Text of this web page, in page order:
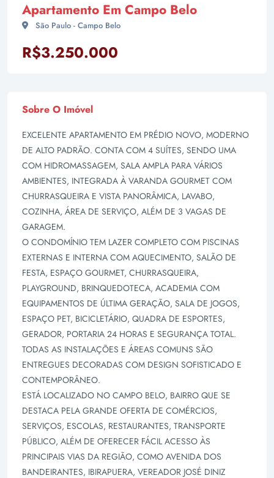
Apartamento Em Campo Belo
São Paulo - Campo Belo
R$3.250.000
Sobre O Imóvel
EXCELENTE APARTAMENTO EM PRÉDIO NOVO, MODERNO
DE ALTO PADRÃO. CONTA COM 4 SUÍTES, SENDO UMA
COM HIDROMASSAGEM, SALA AMPLA PARA VÁRIOS
AMBIENTES, INTEGRADA À VARANDA GOURMET COM
CHURRASQUEIRA E VISTA PANORÂMICA, LAVABO,
COZINHA, ÁREA DE SERVIÇO, ALÉM DE 3 VAGAS DE
GARAGEM.
O CONDOMÍNIO TEM LAZER COMPLETO COM PISCINAS
EXTERNAS E INTERNA COM AQUECIMENTO, SALÃO DE
FESTA, ESPAÇO GOURMET, CHURRASQUEIRA,
PLAYGROUND, BRINQUEDOTECA, ACADEMIA COM
EQUIPAMENTOS DE ÚLTIMA GERAÇÃO, SALA DE JOGOS,
ESPAÇO PET, BICICLETÁRIO, QUADRA DE ESPORTES,
GERADOR, PORTARIA 24 HORAS E SEGURANÇA TOTAL.
TODAS AS INSTALAÇÕES E ÁREAS COMUNS SÃO
ENTREGUES DECORADAS COM DESIGN SOFISTICADO E
CONTEMPORÂNEO.
ESTÁ LOCALIZADO NO CAMPO BELO, BAIRRO QUE SE
DESTACA PELA GRANDE OFERTA DE COMÉRCIOS,
SERVIÇOS, ESCOLAS, RESTAURANTES, TRANSPORTE
PÚBLICO, ALÉM DE OFERECER FÁCIL ACESSO ÀS
PRINCIPAIS VIAS DA REGIÃO, COMO AVENIDA DOS
BANDEIRANTES, IBIRAPUERA, VEREADOR JOSÉ DINIZ